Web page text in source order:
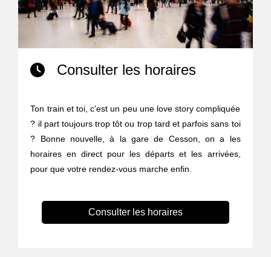
Consulter les horaires
Ton train et toi, c’est un peu une love story compliquée
? il part toujours trop tôt ou trop tard et parfois sans toi
? Bonne nouvelle, à la gare de Cesson, on a les
horaires en direct pour les départs et les arrivées,
pour que votre rendez-vous marche enfin.
Consulter les horaires